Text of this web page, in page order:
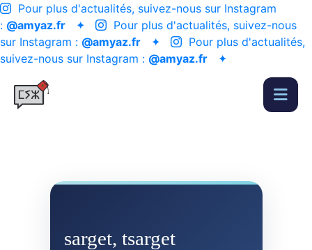
Pour plus d'actualités, suivez-nous sur Instagram
: @amyaz.fr ✦
Pour plus d'actualités, suivez-nous
sur Instagram : @amyaz.fr ✦
Pour plus d'actualités,
suivez-nous sur Instagram : @amyaz.fr ✦
sarget, tsarget